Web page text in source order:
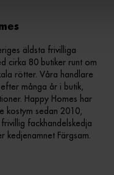
äldsta frivilliga
cirka 80 butiker runt om
rötter. Våra handlare
många år i butik,
Happy Homes har
kostym sedan 2010,
fackhandelskedja
kedjenamnet Färgsam.